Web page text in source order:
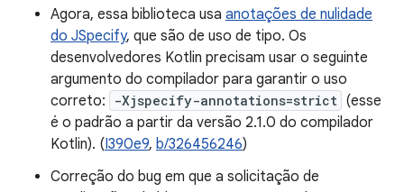
Agora, essa biblioteca usa anotações de nulidade
do JSpecify, que são de uso de tipo. Os
desenvolvedores Kotlin precisam usar o seguinte
argumento do compilador para garantir o uso
correto:
-Xjspecify-annotations=strict (esse
é o padrão a partir da versão 2.1.0 do compilador
Kotlin). (I390e9, b/326456246)
Correção do bug em que a solicitação de